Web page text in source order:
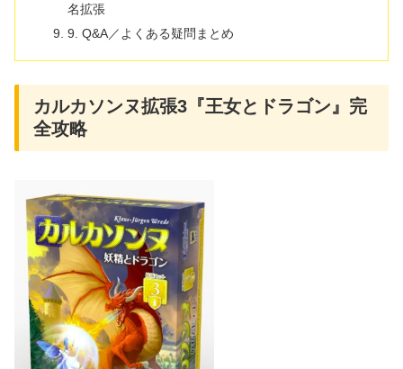
名拡張
9. Q&A／よくある疑問まとめ
カルカソンヌ拡張3『王女とドラゴン』完
全攻略